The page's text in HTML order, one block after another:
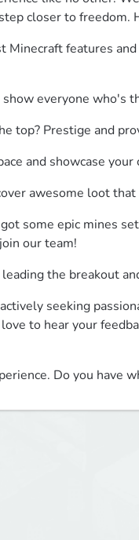
closer to freedom.
Minecraft features
everyone who's
top? Prestige and
and showcase your
awesome loot that
some epic mines
our team!
the breakout
seeking
to hear your
Do you have